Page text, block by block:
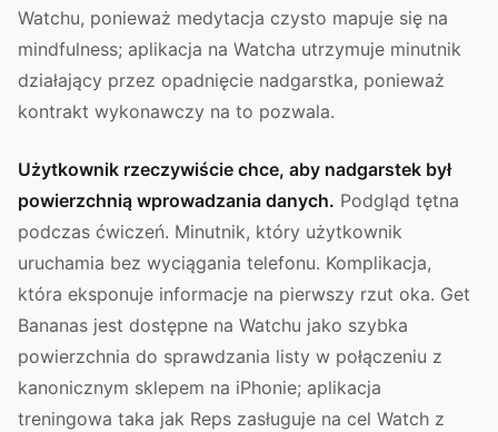
Watchu, ponieważ medytacja czysto mapuje się na
mindfulness; aplikacja na Watcha utrzymuje minutnik
działający przez opadnięcie nadgarstka, ponieważ
kontrakt wykonawczy na to pozwala.
Użytkownik rzeczywiście chce, aby nadgarstek był
powierzchnią wprowadzania danych. Podgląd tętna
podczas ćwiczeń. Minutnik, który użytkownik
uruchamia bez wyciągania telefonu. Komplikacja,
która eksponuje informacje na pierwszy rzut oka. Get
Bananas jest dostępne na Watchu jako szybka
powierzchnia do sprawdzania listy w połączeniu z
kanonicznym sklepem na iPhonie; aplikacja
treningowa taka jak Reps zasługuje na cel Watch z